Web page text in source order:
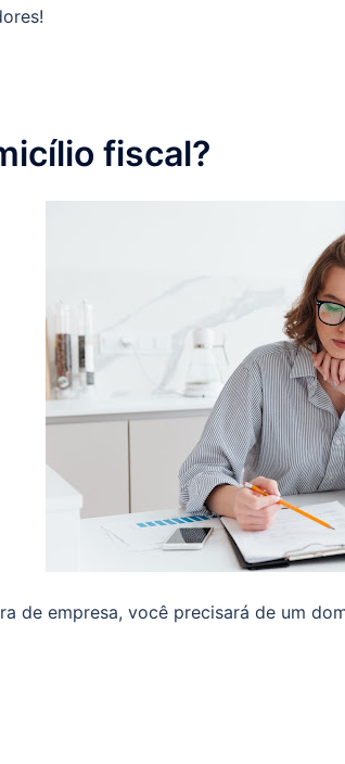
fiscal?
de empresa, você precisará de um